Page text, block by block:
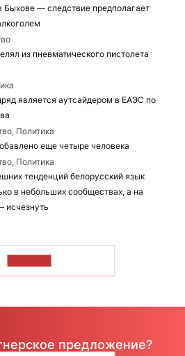
Быхове — следствие предполагает
из пневматического пистолета
является аутсайдером в ЕАЭС по
Политика
еще четыре человека
Политика
тенденций белорусский язык
в небольших сообществах, а на
исчезнуть
предложение?